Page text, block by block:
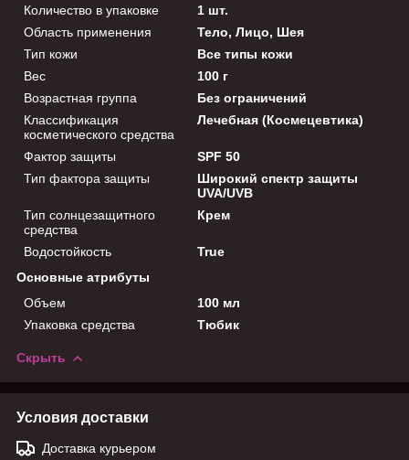
Количество в упаковке
1 шт.
Область применения
Тело, Лицо, Шея
Тип кожи
Все типы кожи
Вес
100 г
Возрастная группа
Без ограничений
Классификация
косметического средства
Лечебная (Космецевтика)
Фактор защиты
SPF 50
Тип фактора защиты
Широкий спектр защиты
UVA/UVB
Тип солнцезащитного
средства
Крем
Водостойкость
True
Основные атрибуты
Объем
100 мл
Упаковка средства
Тюбик
Скрыть
Условия доставки
Доставка курьером